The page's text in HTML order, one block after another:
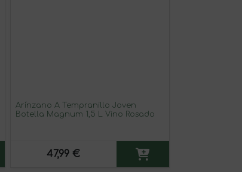
Arínzano A Tempranillo Joven
Botella Magnum 1,5 L Vino Rosado
47,99 €